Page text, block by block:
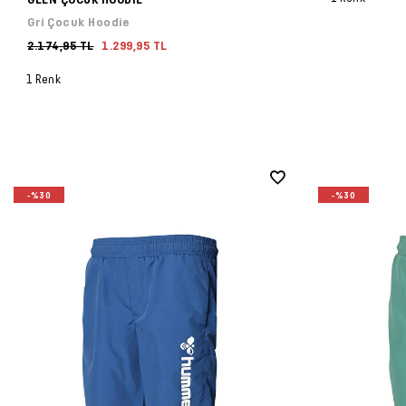
Gri Çocuk Hoodie
2.174,95 TL
1.299,95 TL
1 Renk
-%30 -%30